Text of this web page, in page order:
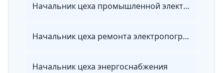
Начальник цеха промышленной электроники и автоматики
Начальник цеха ремонта электропогружного оборудования
Начальник цеха энергоснабжения